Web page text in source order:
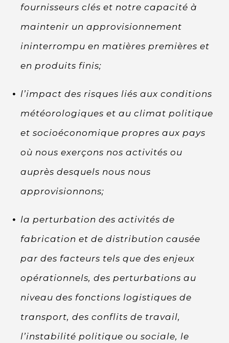
fournisseurs clés et notre capacité à
maintenir un approvisionnement
ininterrompu en matières premières et
en produits finis;
l’impact des risques liés aux conditions
météorologiques et au climat politique
et socioéconomique propres aux pays
où nous exerçons nos activités ou
auprès desquels nous nous
approvisionnons;
la perturbation des activités de
fabrication et de distribution causée
par des facteurs tels que des enjeux
opérationnels, des perturbations au
niveau des fonctions logistiques de
transport, des conflits de travail,
l’instabilité politique ou sociale, le